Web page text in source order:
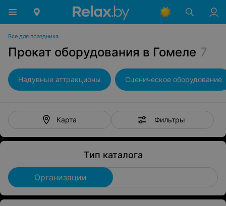
Все для праздника
Прокат оборудования в Гомеле 7
Надувные аттракционы Сценическое оборудование
Карта Фильтры
Тип каталога
Организации